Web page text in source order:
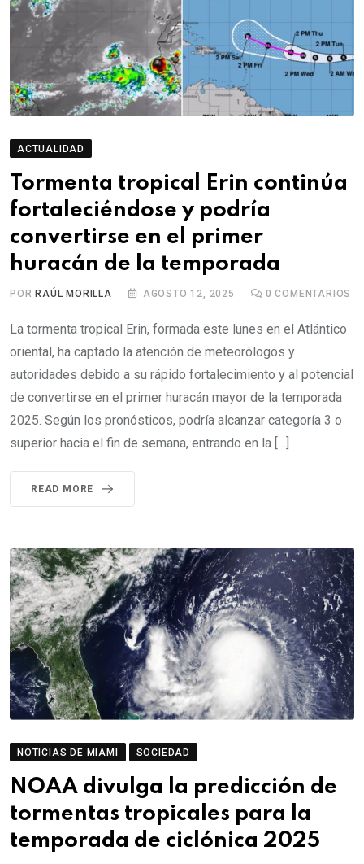
ACTUALIDAD
Tormenta tropical Erin continúa
fortaleciéndose y podría
convertirse en el primer
huracán de la temporada
POR RAÚL MORILLA AGOSTO 12, 2025 0 COMENTARIOS
La tormenta tropical Erin, formada este lunes en el Atlántico
oriental, ha captado la atención de meteorólogos y
autoridades debido a su rápido fortalecimiento y al potencial
de convertirse en el primer huracán mayor de la temporada
2025. Según los pronósticos, podría alcanzar categoría 3 o
superior hacia el fin de semana, entrando en la […]
READ MORE
NOTICIAS DE MIAMI SOCIEDAD
NOAA divulga la predicción de
tormentas tropicales para la
temporada de ciclónica 2025